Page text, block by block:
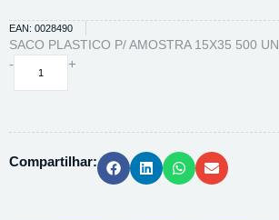
EAN: 0028490
SACO PLASTICO P/ AMOSTRA 15X35 500 UN
-
SACO
500
+
Compartilhar: